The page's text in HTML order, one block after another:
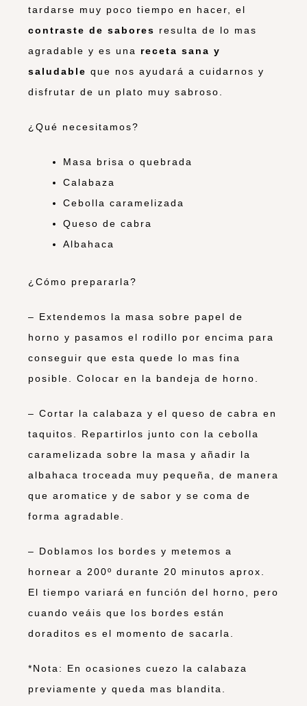
tardarse muy poco tiempo en hacer, el
contraste de sabores resulta de lo mas
agradable y es una receta sana y
saludable que nos ayudará a cuidarnos y
disfrutar de un plato muy sabroso.
¿Qué necesitamos?
Masa brisa o quebrada
Calabaza
Cebolla caramelizada
Queso de cabra
Albahaca
¿Cómo prepararla?
– Extendemos la masa sobre papel de
horno y pasamos el rodillo por encima para
conseguir que esta quede lo mas fina
posible. Colocar en la bandeja de horno.
– Cortar la calabaza y el queso de cabra en
taquitos. Repartirlos junto con la cebolla
caramelizada sobre la masa y añadir la
albahaca troceada muy pequeña, de manera
que aromatice y de sabor y se coma de
forma agradable.
– Doblamos los bordes y metemos a
hornear a 200º durante 20 minutos aprox.
El tiempo variará en función del horno, pero
cuando veáis que los bordes están
doraditos es el momento de sacarla.
*Nota: En ocasiones cuezo la calabaza
previamente y queda mas blandita.